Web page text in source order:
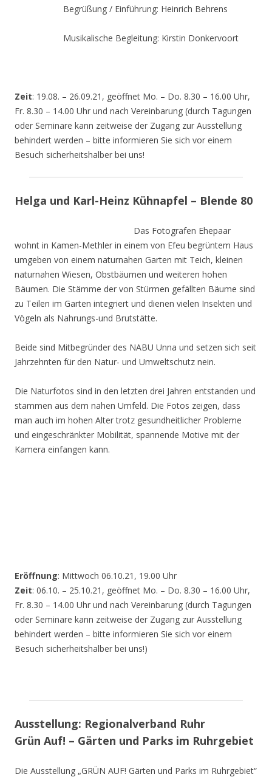
Begrüßung / Einführung: Heinrich Behrens
Musikalische Begleitung: Kirstin Donkervoort
Zeit: 19.08. – 26.09.21, geöffnet Mo. – Do. 8.30 – 16.00 Uhr,
Fr. 8.30 – 14.00 Uhr und nach Vereinbarung (durch Tagungen
oder Seminare kann zeitweise der Zugang zur Ausstellung
behindert werden – bitte informieren Sie sich vor einem
Besuch sicherheitshalber bei uns!
Helga und Karl-Heinz Kühnapfel – Blende 80
Das Fotografen Ehepaar
wohnt in Kamen-Methler in einem von Efeu begrüntem Haus
umgeben von einem naturnahen Garten mit Teich, kleinen
naturnahen Wiesen, Obstbäumen und weiteren hohen
Bäumen. Die Stämme der von Stürmen gefällten Bäume sind
zu Teilen im Garten integriert und dienen vielen Insekten und
Vögeln als Nahrungs-und Brutstätte.
Beide sind Mitbegründer des NABU Unna und setzen sich seit
Jahrzehnten für den Natur- und Umweltschutz nein.
Die Naturfotos sind in den letzten drei Jahren entstanden und
stammen aus dem nahen Umfeld. Die Fotos zeigen, dass
man auch im hohen Alter trotz gesundheitlicher Probleme
und eingeschränkter Mobilität, spannende Motive mit der
Kamera einfangen kann.
Eröffnung: Mittwoch 06.10.21, 19.00 Uhr
Zeit: 06.10. – 25.10.21, geöffnet Mo. – Do. 8.30 – 16.00 Uhr,
Fr. 8.30 – 14.00 Uhr und nach Vereinbarung (durch Tagungen
oder Seminare kann zeitweise der Zugang zur Ausstellung
behindert werden – bitte informieren Sie sich vor einem
Besuch sicherheitshalber bei uns!)
Ausstellung: Regionalverband Ruhr
Grün Auf! – Gärten und Parks im Ruhrgebiet
Die Ausstellung „GRÜN AUF! Gärten und Parks im Ruhrgebiet“